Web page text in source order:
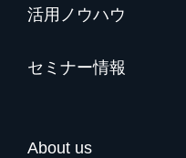
活用ノウハウ
セミナー情報
About us